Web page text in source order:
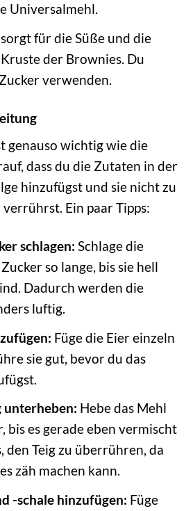
Universalmehl.
für die Süße und die
der Brownies. Du
verwenden.
genauso wichtig wie die
dass du die Zutaten in der
hinzufügst und sie nicht zu
Ein paar Tipps:
schlagen: Schlage die
so lange, bis sie hell
Dadurch werden die
luftig.
Füge die Eier einzeln
sie gut, bevor du das
Hebe das Mehl
bis es gerade eben vermischt
den Teig zu überrühren, da
zäh machen kann.
-schale hinzufügen: Füge